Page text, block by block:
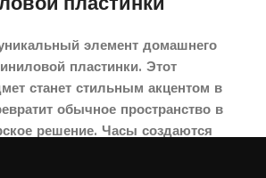
элемент домашнего
пластинки. Этот
станет стильным акцентом в
обычное пространство в
решение. Часы создаются